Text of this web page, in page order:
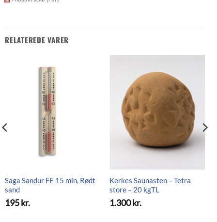
RELATEREDE VARER
Saga Sandur FE 15 min, Rødt
sand
195kr.
Kerkes Saunasten – Tetra
store – 20 kgTL
1.300kr.